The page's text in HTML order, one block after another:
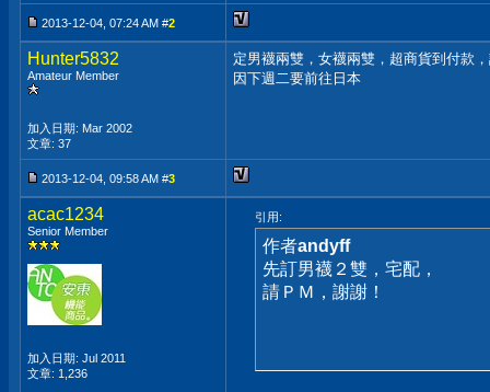
2013-12-04, 07:24 AM #2
Hunter5832
Amateur Member
加入日期: Mar 2002
文章: 37
定男襪兩雙，女襪兩雙，超商貨到付款
因下週二要前往日本
2013-12-04, 09:58 AM #3
acac1234
Senior Member
加入日期: Jul 2011
文章: 1,236
引用:
作者andyff
先訂男襪２雙，宅配，
請ＰＭ，謝謝！